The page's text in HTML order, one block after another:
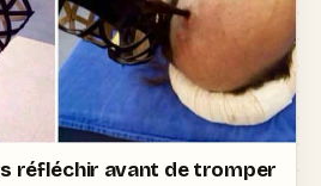
réfléchir avant de tromper